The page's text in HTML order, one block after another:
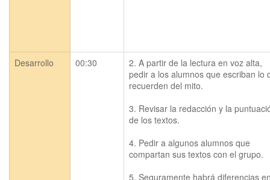
Desarrollo 00:30
2. A partir de la lectura en voz alta,
pedir a los alumnos que escriban lo
recuerden del mito.
3. Revisar la redacción y la
de los textos.
4. Pedir a algunos alumnos que
compartan sus textos con el grupo.
5. Seguramente habrá diferencias